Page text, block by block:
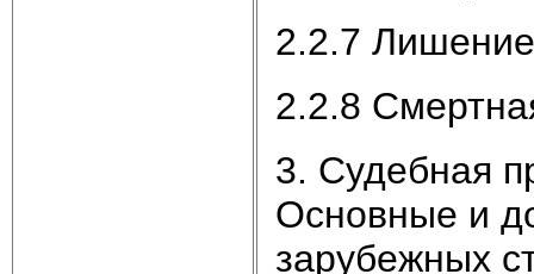
2.2.7
2.2.8
3. Судебная
Основные и
зарубежных